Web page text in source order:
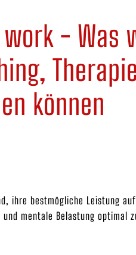
work - Was
können
ihre bestmögliche Leistung
mentale Belastung optimal